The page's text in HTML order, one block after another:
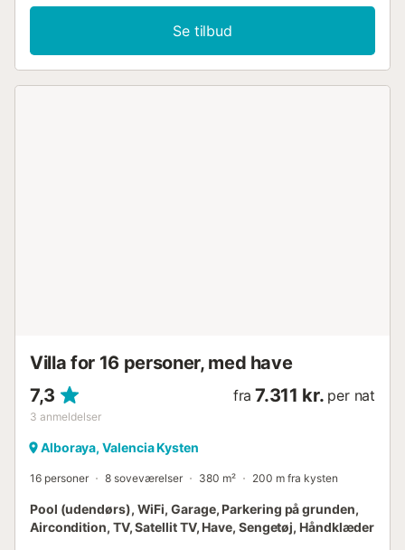
Se tilbud
Villa for 16 personer, med have
7,3
3 anmeldelser
fra 7.311 kr. per nat
Alboraya, Valencia Kysten
16 personer 8 soveværelser 380 m² 200 m fra kysten
Pool (udendørs), WiFi, Garage, Parkering på grunden,
Aircondition, TV, Satellit TV, Have, Sengetøj, Håndklæder